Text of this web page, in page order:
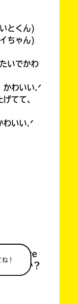
！
とくん)
ちゃん)
いでかわ
わいい.ᐟ
てて、
いい.ᐟ
…）「Cre
ますか？